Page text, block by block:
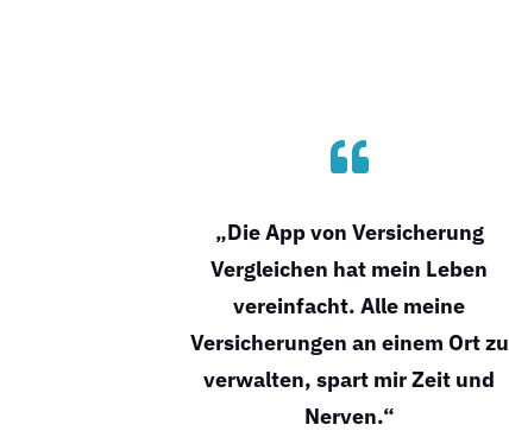

„Die App von Versicherung
Vergleichen hat mein Leben
vereinfacht. Alle meine
Versicherungen an einem Ort zu
verwalten, spart mir Zeit und
Nerven.“